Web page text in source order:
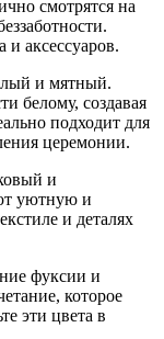
смотрятся на
и аксессуаров.
и мятный.
белому, создавая
подходит для
церемонии.
и
уютную и
и деталях
фуксии и
которое
эти цвета в